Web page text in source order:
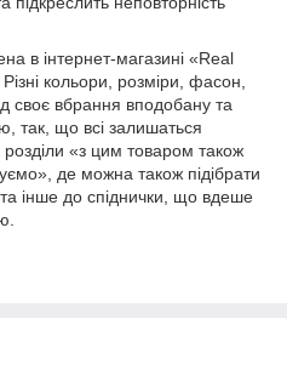
в інтернет-магазині «Real
кольори, розміри, фасон,
своє вбрання вподобану та
так, що всі залишаться
розділи «з цим товаром також
де можна також підібрати
інше до спіднички, що вдеше